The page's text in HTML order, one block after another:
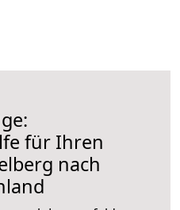
für Ihren
nach